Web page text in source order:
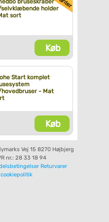
bruseskraber
holder
sort
Køb
Start komplet
- Mat
Køb
Vej 15 8270 Højbjerg
nr.: 28 33 18 94
Returvarer